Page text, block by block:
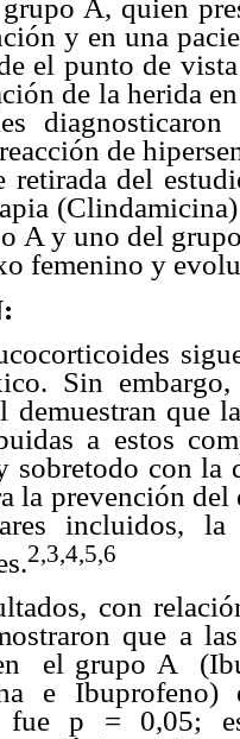
A, quien
y en una
el punto de
de la herida
de
del
A y uno del
femenino y
Sin
demuestran que
a estos
sobretodo con la
la prevención
incluidos,
2,3,4,5,6
con
que a
el grupo A
e
fue p = 0,05;